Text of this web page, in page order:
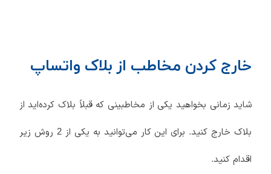
خارج کردن مخاطب از بلاک واتساپ
شاید زمانی بخواهید یکی از مخاطبینی که قبلاً بلاک کرده‌اید از
بلاک خارج کنید. برای این کار می‌توانید به یکی از 2 روش زیر
اقدام کنید.